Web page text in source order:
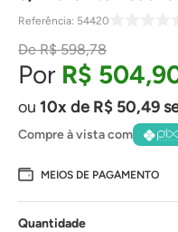
Referência: 54420
R$ 598,78
R$ 504,
10 de R$ 50,49
Compre à vista com
MEIOS DE PAGAMENTO
Quantidade